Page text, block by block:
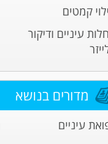
קמטים
עיניים ודיקור
מדורים בנושא
עיניים